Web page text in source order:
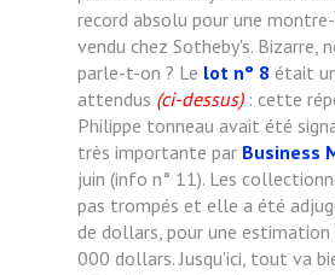
record absolu pour une
vendu chez Sotheby's. Bizarre,
parle-t-on ? Le lot n° 8 était
attendus (ci-dessus): cette
Philippe tonneau avait été
très importante par Business
juin (info n° 11). Les
pas trompés et elle a été
de dollars, pour une
000 dollars. Jusqu'ici, tout va